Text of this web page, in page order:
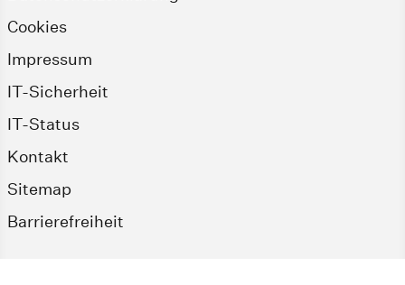
Cookies
Impressum
IT-Sicherheit
IT-Status
Kontakt
Sitemap
Barrierefreiheit